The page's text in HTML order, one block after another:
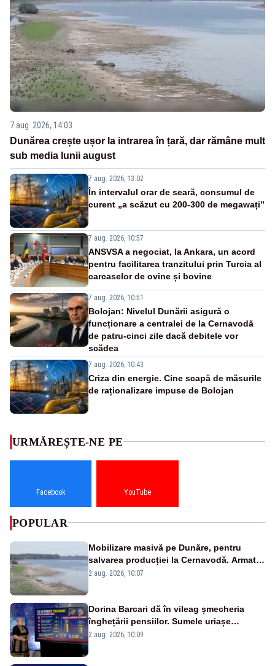
7 aug. 2026, 14:03
Dunărea crește ușor la intrarea în țară, dar rămâne mult
sub media lunii august
7 aug. 2026, 13:02
În intervalul orar de seară, consumul de
curent „a scăzut cu 200-300 de megawați”
7 aug. 2026, 10:57
ANSVSA a negociat, la Ankara, un acord
pentru facilitarea tranzitului prin Turcia al
carcaselor de ovine și bovine
7 aug. 2026, 10:51
Bolojan: Nivelul Dunării asigură o
funcționare a centralei de la Cernavodă
de patru-cinci zile dacă debitele vor
scădea
7 aug. 2026, 10:43
Criza din energie. Cine scapă de măsurile
de raționalizare impuse de Bolojan
URMĂREȘTE-NE PE
Facebook YouTube
POPULAR
Mobilizare masivă pe Dunăre, pentru
salvarea producției la Cernavodă. Armata
va detona o stâncă și va devia apa
2 aug. 2026, 10:07
Dorina Barcari dă în vileag șmecheria
înghețării pensiilor. Sumele uriașe
pierdute de fiecare român
2 aug. 2026, 10:09